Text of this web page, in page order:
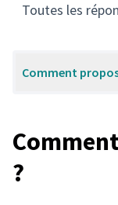
Toutes les
Comment
?